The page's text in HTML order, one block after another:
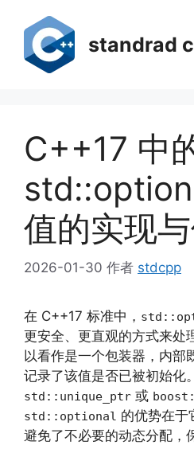
standrad
C++17 中
值的实现
2026-01-30 作者 stdcpp
在 C++17 标准中，
更安全、更直观的方式来处
以看作是一个包装器，内部
记录了该值是否已被初始化
std::unique_ptr 或
std::optional 的优势在于
避免了不必要的动态分配，